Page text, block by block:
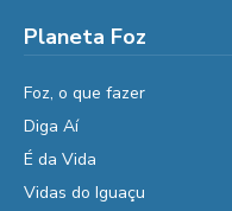
Planeta Foz
Foz, o que fazer
Diga Aí
É da Vida
Vidas do Iguaçu